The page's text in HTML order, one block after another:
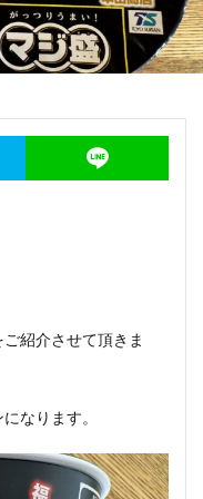
紹介させて頂きま
なります。